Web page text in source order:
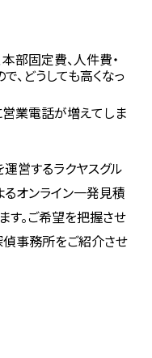
部固定費、人件費・
、どうしても高くなっ
営業電話が増えてしま
営するラクヤスグル
るオンライン一発見積
す。ご希望を把握させ
偵事務所をご紹介させ